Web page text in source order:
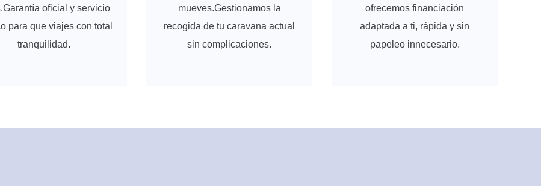
oficial y servicio
para que viajes con total
tranquilidad.
mueves.Gestionamos la
recogida de tu caravana actual
sin complicaciones.
ofrecemos financiación
adaptada a ti, rápida y sin
papeleo innecesario.